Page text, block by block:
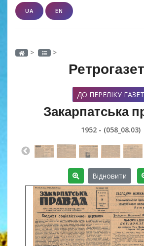
UA EN
> >
ДО ПЕРЕЛІКУ ГАЗЕТ
Закарпатська
1952 - (058_08.03)
Відновити